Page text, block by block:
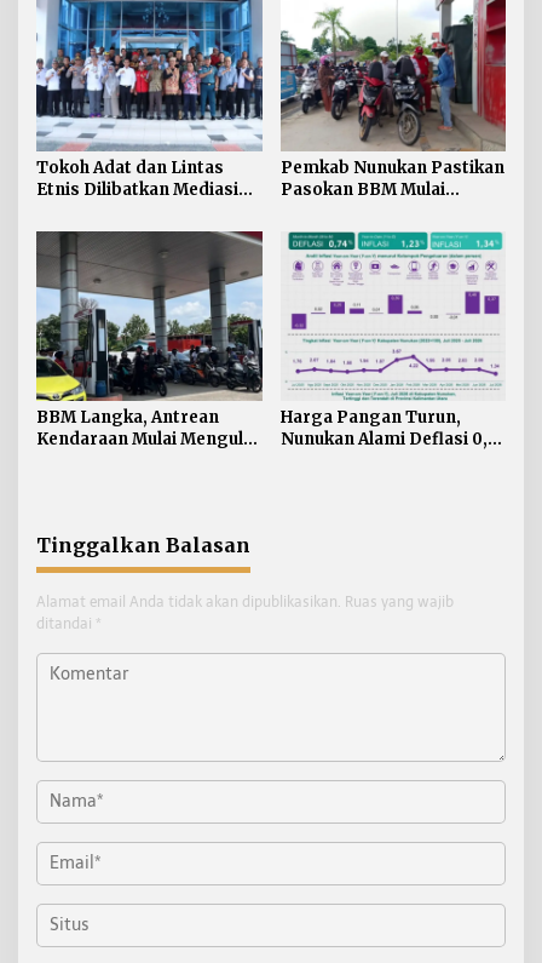
Maksimal
Tokoh Adat dan Lintas
Etnis Dilibatkan Mediasi
Nunukan
Pemkab Nunukan Pastikan
Pasokan BBM Mulai
Didistribusikan
BBM Langka, Antrean
Kendaraan Mulai Mengular
Harga Pangan Turun,
Nunukan Alami Deflasi 0,74
Tinggalkan Balasan
Alamat email Anda tidak akan dipublikasikan. Ruas yang wajib
ditandai *